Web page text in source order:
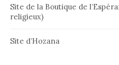
Site de la Boutique de
religieux)
Site d’Hozana